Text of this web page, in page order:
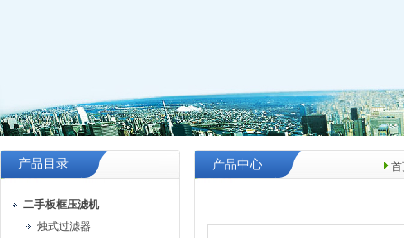
产品目录
二手板框压滤机
烛式过滤器
产品中心